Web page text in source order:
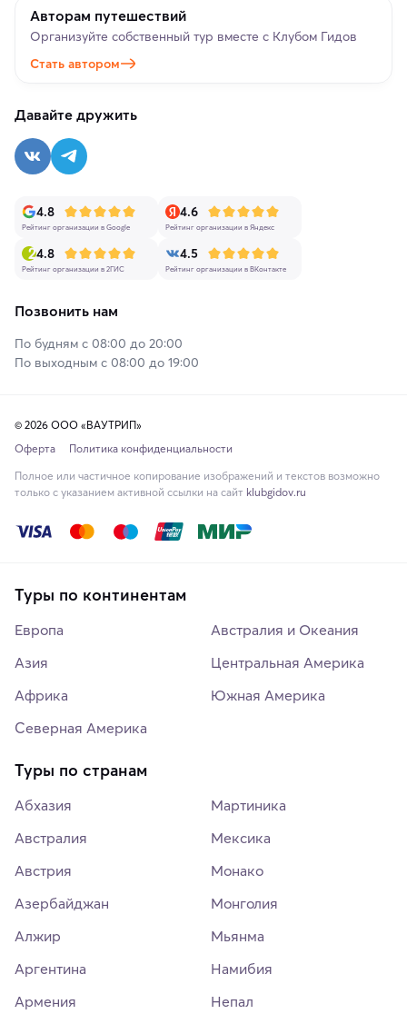
Авторам путешествий
Организуйте собственный тур вместе с Клубом Гидов
Стать автором
Давайте дружить
4.8
Рейтинг организации в Google
4.6
Рейтинг организации в Яндекс
4.8
Рейтинг организации в 2ГИС
4.5
Рейтинг организации в ВКонтакте
Позвонить нам
По будням с 08:00 до 20:00
По выходным с 08:00 до 19:00
© 2026 ООО «ВАУТРИП»
Оферта
Политика конфиденциальности
Полное или частичное копирование изображений и текстов возможно
только с указанием активной ссылки на сайт klubgidov.ru
Туры по континентам
Европа
Азия
Африка
Северная Америка
Австралия и Океания
Центральная Америка
Южная Америка
Туры по странам
Абхазия
Австралия
Австрия
Азербайджан
Алжир
Аргентина
Армения
Мартиника
Мексика
Монако
Монголия
Мьянма
Намибия
Непал